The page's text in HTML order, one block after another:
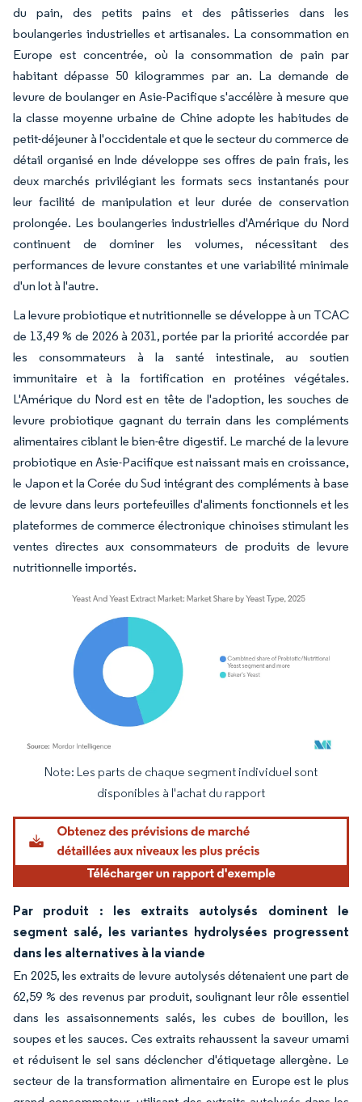
du pain, des petits pains et des pâtisseries dans les
boulangeries industrielles et artisanales. La consommation en
Europe est concentrée, où la consommation de pain par
habitant dépasse 50 kilogrammes par an. La demande de
levure de boulanger en Asie-Pacifique s'accélère à mesure que
la classe moyenne urbaine de Chine adopte les habitudes de
petit-déjeuner à l'occidentale et que le secteur du commerce de
détail organisé en Inde développe ses offres de pain frais, les
deux marchés privilégiant les formats secs instantanés pour
leur facilité de manipulation et leur durée de conservation
prolongée. Les boulangeries industrielles d'Amérique du Nord
continuent de dominer les volumes, nécessitant des
performances de levure constantes et une variabilité minimale
d'un lot à l'autre.
La levure probiotique et nutritionnelle se développe à un TCAC
de 13,49 % de 2026 à 2031, portée par la priorité accordée par
les consommateurs à la santé intestinale, au soutien
immunitaire et à la fortification en protéines végétales.
L'Amérique du Nord est en tête de l'adoption, les souches de
levure probiotique gagnant du terrain dans les compléments
alimentaires ciblant le bien-être digestif. Le marché de la levure
probiotique en Asie-Pacifique est naissant mais en croissance,
le Japon et la Corée du Sud intégrant des compléments à base
de levure dans leurs portefeuilles d'aliments fonctionnels et les
plateformes de commerce électronique chinoises stimulant les
ventes directes aux consommateurs de produits de levure
nutritionnelle importés.
Image © Mordor Intelligence. La réutilisation nécessite une attribution sous CC BY
Note: Les parts de chaque segment individuel sont
disponibles à l'achat du rapport
Par produit : les extraits autolysés dominent le
segment salé, les variantes hydrolysées progressent
dans les alternatives à la viande
En 2025, les extraits de levure autolysés détenaient une part de
62,59 % des revenus par produit, soulignant leur rôle essentiel
dans les assaisonnements salés, les cubes de bouillon, les
soupes et les sauces. Ces extraits rehaussent la saveur umami
et réduisent le sel sans déclencher d'étiquetage allergène. Le
secteur de la transformation alimentaire en Europe est le plus